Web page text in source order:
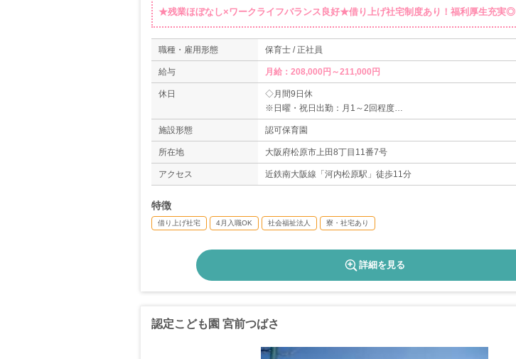
★残業ほぼなし×ワークライフバランス良好★借り上げ社宅制度あり！福利厚生充実◎
職種・雇用形態 保育士 / 正社員
給与 月給：208,000円～211,000円
休日
◇月間9日休
※日曜・祝日出勤：月1～2回程度
◇有給休暇
◇産休・育休制度
◇介護休暇制度
＊年間休日数108日
施設形態 認可保育園
所在地 大阪府松原市上田8丁目11番7号
アクセス 近鉄南大阪線「河内松原駅」徒歩11分
特徴
借り上げ社宅 4月入職OK 社会福祉法人 寮・社宅あり
詳細を見る
認定こども園 宮前つばさ